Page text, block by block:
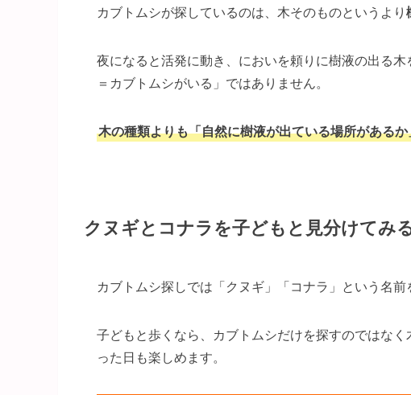
カブトムシが探しているのは、木そのものというより
夜になると活発に動き、においを頼りに樹液の出る
＝カブトムシがいる」ではありません。
木の種類よりも「自然に樹液が出ている場所がある
クヌギとコナラを子どもと見分けてみ
カブトムシ探しでは「クヌギ」「コナラ」という名前
子どもと歩くなら、カブトムシだけを探すのではな
った日も楽しめます。